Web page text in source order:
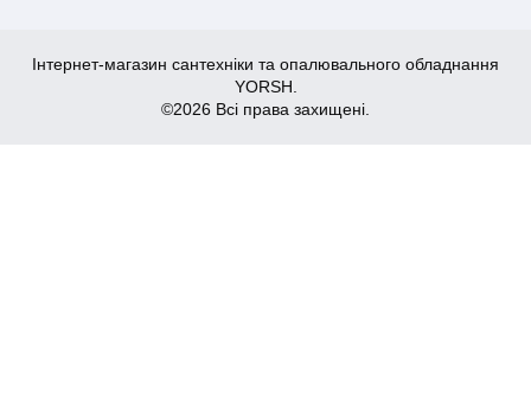
Інтернет-магазин сантехніки та опалювального обладнання
YORSH.
©2026 Всі права захищені.